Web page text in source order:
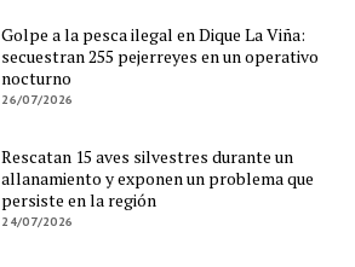
Golpe a la pesca ilegal en Dique La Viña:
secuestran 255 pejerreyes en un operativo
nocturno
26/07/2026
Rescatan 15 aves silvestres durante un
allanamiento y exponen un problema que
persiste en la región
24/07/2026